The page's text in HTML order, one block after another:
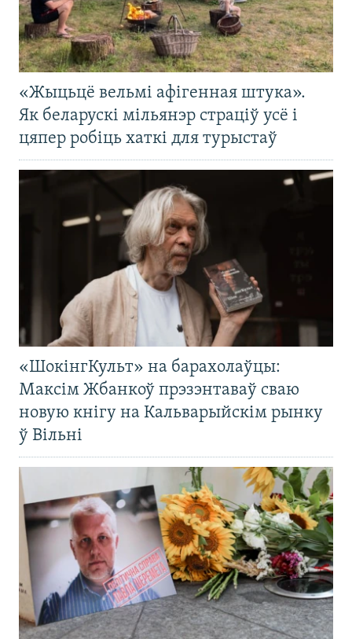
«Жыцьцё вельмі афігенная штука».
Як беларускі мільянэр страціў усё і
цяпер робіць хаткі для турыстаў
«ШокінгКульт» на барахолаўцы:
Максім Жбанкоў прэзэнтаваў сваю
новую кнігу на Кальварыйскім рынку
ў Вільні